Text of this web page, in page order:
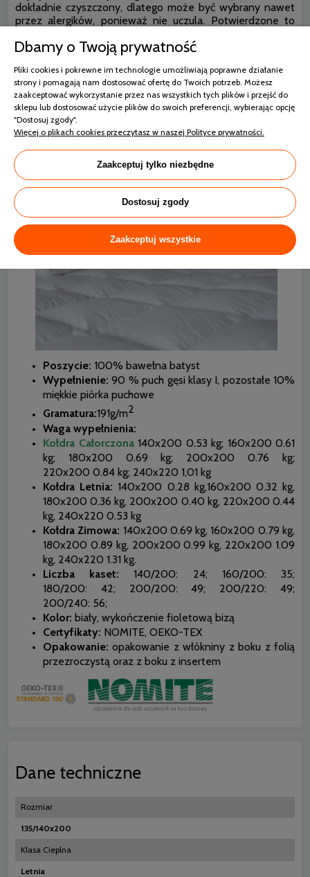
dokładnie czyszczony, dlatego może być wybrany nawet
przez alergików, ponieważ nie uczula. Potwierdzone to
astmę lub uczulone na roztocza mogą spokojne spać pod
Kołdra Notte posiada certyfikat OEKO-TEX
dający
gwarancję najlepszej jakości produktów tekstylnych i
włókienniczych.Przeprowadzone badania w
laboratoriach potwierdzają brak szkodliwych substancji,
które mają niekorzystny wpływ na zdrowie
człowieka.Artykuły pościelowe są wolne od
formaldehydów, pestycydów czy substancji, które
mogą być przyczyną wywoływania alergii.
Poszycie: 100% bawełna batyst
Wypełnienie: 90 % puch gęsi klasy I, pozostałe 10%
miękkie piórka puchowe
Gramatura:191g/m2
Waga wypełnienia:
Kołdra Całorczona140x200 0.53 kg; 160x200 0.61
kg; 180x200 0.69 kg; 200x200 0.76 kg;
220x200 0.84 kg; 240x220 1,01 kg
Kołdra Letnia: 140x200 0.28 kg,160x200 0.32 kg,
180x200 0.36 kg, 200x200 0.40 kg, 220x200 0.44
kg, 240x220 0.53 kg
Kołdra Zimowa: 140x200 0.69 kg, 160x200 0.79 kg,
180x200 0.89 kg, 200x200 0.99 kg, 220x200 1.09
kg, 240x220 1.31 kg.
Liczba kaset: 140/200: 24; 160/200: 35;
180/200: 42; 200/200: 49; 200/220: 49;
200/240: 56;
Kolor: biały, wykończenie fioletową bizą
Certyfikaty: NOMITE, OEKO-TEX
Opakowanie:opakowanie z włókniny z boku z folią
przezroczystą oraz z boku z insertem
Dane techniczne
Rozmiar
135/140x200
Klasa Cieplna
Letnia
Dbamy o Twoją prywatność
Pliki cookies i pokrewne im technologie umożliwiają poprawne działanie
strony i pomagają nam dostosować ofertę do Twoich potrzeb. Możesz
zaakceptować wykorzystanie przez nas wszystkich tych plików i przejść do
sklepu lub dostosować użycie plików do swoich preferencji, wybierając opcję
"Dostosuj zgody".
Więcej o plikach cookies przeczytasz w naszej Polityce prywatności.
Zaakceptuj tylko niezbędne
Dostosuj zgody
Zaakceptuj wszystkie